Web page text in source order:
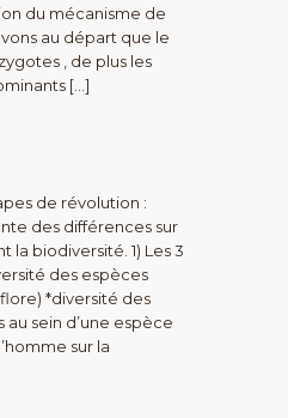
du mécanisme de
au départ que le
, de plus les
[…]
de révolution :
des différences sur
la biodiversité. 1) Les 3
des espèces
*diversité des
sein d’une espèce
sur la